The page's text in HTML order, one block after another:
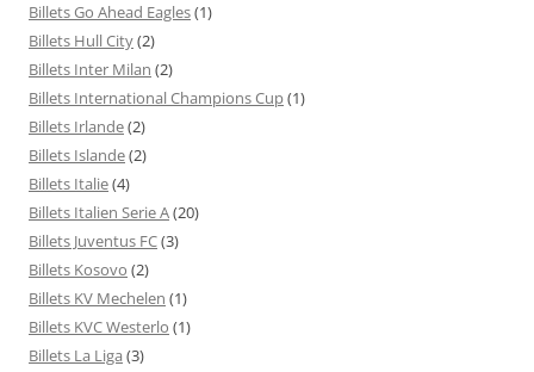
Billets Go Ahead Eagles(1)
Billets Hull City(2)
Billets Inter Milan (2)
Billets International Champions Cup(1)
Billets Irlande(2)
Billets Islande(2)
Billets Italie(4)
Billets Italien Serie A(20)
Billets Juventus FC(3)
Billets Kosovo (2)
Billets KV Mechelen (1)
Billets KVC Westerlo (1)
Billets La Liga (3)